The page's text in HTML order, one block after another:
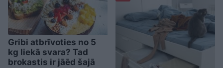
Gribi atbrīvoties no 5
kg liekā svara? Tad
brokastis ir jāēd šajā